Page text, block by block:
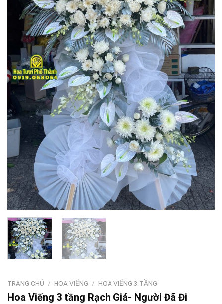
TRANG CHỦ / HOA VIẾNG / HOA VIẾNG 3 TẦNG
Hoa Viếng 3 tầng Rạch Giá- Người Đã Đi